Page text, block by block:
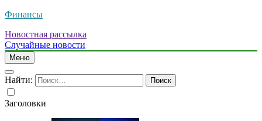
Финансы
Новостная рассылка
Случайные новости
Меню
Найти:
Заголовки